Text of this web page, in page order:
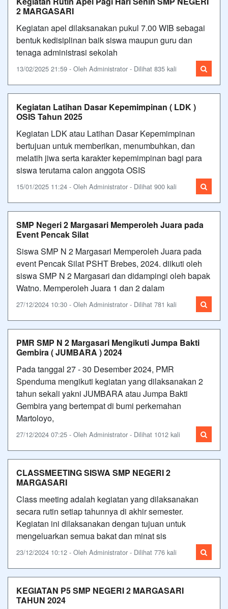
2 MARGASARI
Kegiatan apel dilaksanakan pukul 7.00 WIB sebagai
bentuk kedisiplinan baik siswa maupun guru dan
tenaga administrasi sekolah
13/02/2025 21:59 - Oleh Administrator - Dilihat 835 kali
Kegiatan Latihan Dasar Kepemimpinan ( LDK )
OSIS Tahun 2025
Kegiatan LDK atau Latihan Dasar Kepemimpinan
bertujuan untuk memberikan, menumbuhkan, dan
melatih jiwa serta karakter kepemimpinan bagi para
siswa terutama calon anggota OSIS
15/01/2025 11:24 - Oleh Administrator - Dilihat 900 kali
SMP Negeri 2 Margasari Memperoleh Juara pada
Event Pencak Silat
Siswa SMP N 2 Margasari Memperoleh Juara pada
event Pencak Silat PSHT Brebes, 2024. diikuti oleh
siswa SMP N 2 Margasari dan didampingi oleh bapak
Watno. Memperoleh Juara 1 dan 2 dalam
27/12/2024 10:30 - Oleh Administrator - Dilihat 781 kali
PMR SMP N 2 Margasari Mengikuti Jumpa Bakti
Gembira ( JUMBARA ) 2024
Pada tanggal 27 - 30 Desember 2024, PMR
Spenduma mengikuti kegiatan yang dilaksanakan 2
tahun sekali yakni JUMBARA atau Jumpa Bakti
Gembira yang bertempat di bumi perkemahan
Martoloyo,
27/12/2024 07:25 - Oleh Administrator - Dilihat 1012 kali
CLASSMEETING SISWA SMP NEGERI 2
MARGASARI
Class meeting adalah kegiatan yang dilaksanakan
secara rutin setiap tahunnya di akhir semester.
Kegiatan ini dilaksanakan dengan tujuan untuk
mengeluarkan semua bakat dan minat sis
23/12/2024 10:12 - Oleh Administrator - Dilihat 776 kali
KEGIATAN P5 SMP NEGERI 2 MARGASARI
TAHUN 2024